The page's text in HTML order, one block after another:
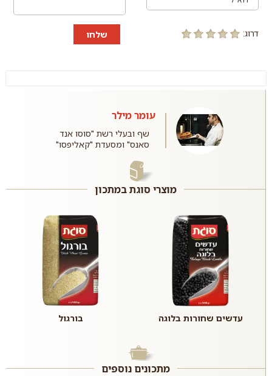
דרוג: שלחו
עומר מילר
שף ובעלי רשת "סוסו אנד
סאנס" ומסעדת "קאליפסו"
מוצרי סוגת במתכון
עדשים שחורות בלוגה בורגול
מתכונים נוספים